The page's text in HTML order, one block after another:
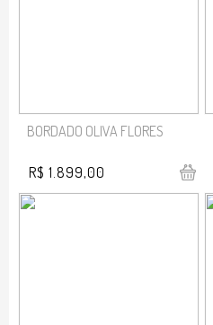
BORDADO OLIVA FLORES
R$ 1.899,00